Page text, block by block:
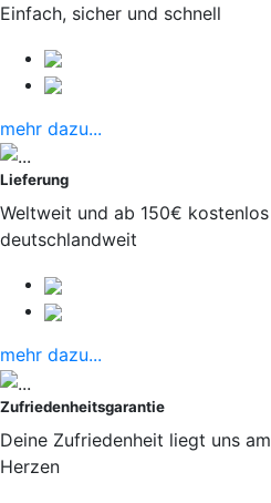
Einfach, sicher und schnell
mehr dazu...
Lieferung
Weltweit und ab 150€ kostenlos
deutschlandweit
mehr dazu...
Zufriedenheitsgarantie
Deine Zufriedenheit liegt uns am
Herzen